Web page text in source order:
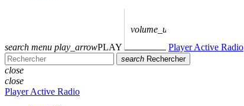
search menu play_arrowPLAY
volume_up
Player Active Radio
search Rechercher
close
close
Player Active Radio